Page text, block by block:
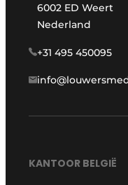
6002 ED Weert
Nederland
+31 495 450095
KANTOOR BELGIË